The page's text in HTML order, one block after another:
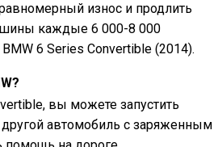
износ и продлить
каждые 6 000-8 000
6 Series Convertible (2014).
вы можете запустить
другой автомобиль с заряженным